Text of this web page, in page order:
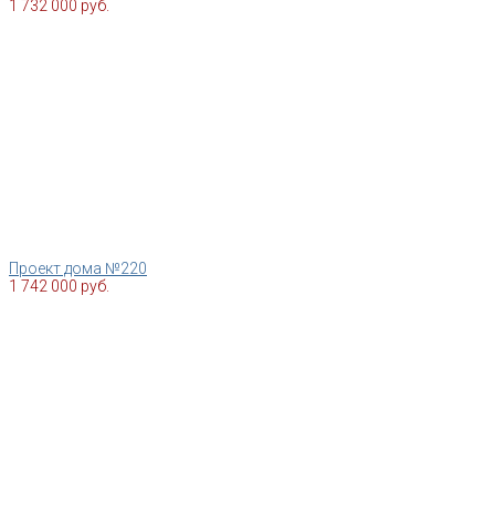
1 732 000 руб.
Проект дома №220
1 742 000 руб.